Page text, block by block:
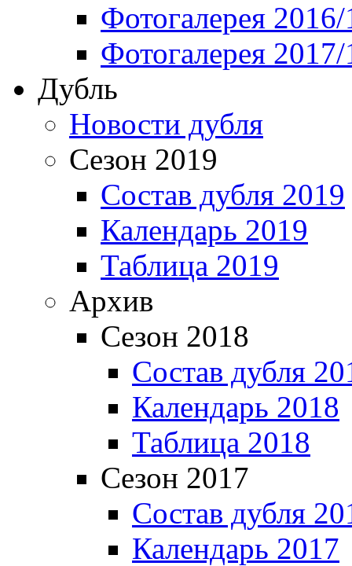
Фотогалерея
Фотогалерея
Дубль
Новости дубля
Сезон 2019
Состав дубля 2019
Календарь 2019
Таблица 2019
Архив
Сезон 2018
Состав дубля
Календарь 2018
Таблица 2018
Сезон 2017
Состав дубля
Календарь 2017